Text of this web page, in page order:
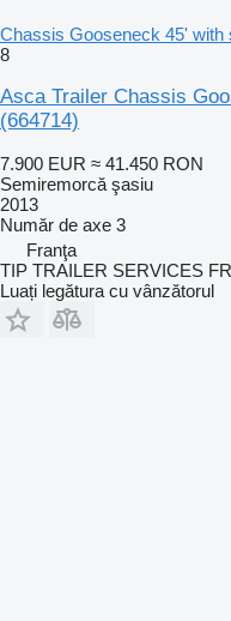
Chassis Gooseneck 45' with
8
Asca Trailer Chassis
(664714)
7.900 EUR ≈ 41.450 RON
Semiremorcă şasiu
2013
Număr de axe 3
Franţa
TIP TRAILER SERVICES
Luați legătura cu vânzătorul